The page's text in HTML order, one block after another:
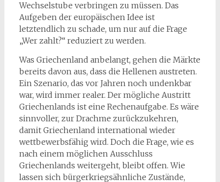
Wechselstube verbringen zu müssen. Das
Aufgeben der europäischen Idee ist
letztendlich zu schade, um nur auf die Frage
„Wer zahlt?“ reduziert zu werden.
Was Griechenland anbelangt, gehen die Märkte
bereits davon aus, dass die Hellenen austreten.
Ein Szenario, das vor Jahren noch undenkbar
war, wird immer realer. Der mögliche Austritt
Griechenlands ist eine Rechenaufgabe. Es wäre
sinnvoller, zur Drachme zurückzukehren,
damit Griechenland international wieder
wettbewerbsfähig wird. Doch die Frage, wie es
nach einem möglichen Ausschluss
Griechenlands weitergeht, bleibt offen. Wie
lassen sich bürgerkriegsähnliche Zustände,